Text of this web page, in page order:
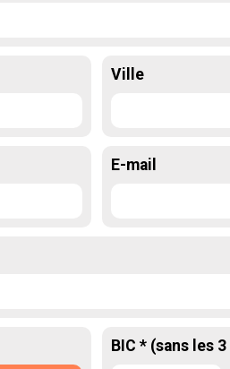
Ville
E-mail
BIC * (sans les